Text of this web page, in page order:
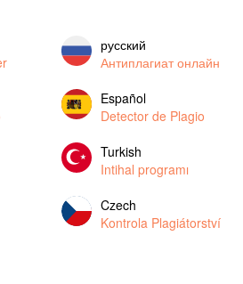
русский
Антиплагиат онлайн
Español
Detector de Plagio
Turkish
Intihal programı
Czech
Kontrola Plagiátorství